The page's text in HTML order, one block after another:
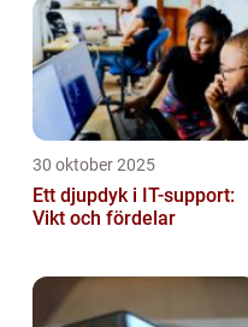
30 oktober 2025
Ett djupdyk i IT-support:
Vikt och fördelar